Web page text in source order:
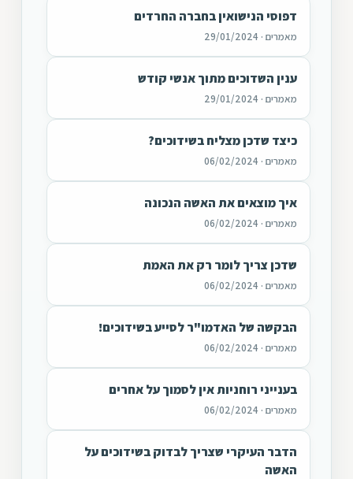
דפוסי הנישואין בחברה החרדים
מאמרים · 29/01/2024
ענין השדוכים מתוך אנשי קודש
מאמרים · 29/01/2024
כיצד שדכן מצליח בשידוכים?
מאמרים · 06/02/2024
איך מוצאים את האשה הנכונה
מאמרים · 06/02/2024
שדכן צריך לומר רק את האמת
מאמרים · 06/02/2024
הבקשה של האדמו"ר לסייע בשידוכים!
מאמרים · 06/02/2024
בענייני רוחניות אין לסמוך על אחרים
מאמרים · 06/02/2024
הדבר העיקרי שצריך לבדוק בשידוכים על
האשה